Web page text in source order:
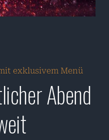
exklusivem Menü
Abend